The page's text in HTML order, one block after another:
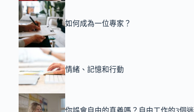
如何成為一位專家？
情緒、記憶和行動